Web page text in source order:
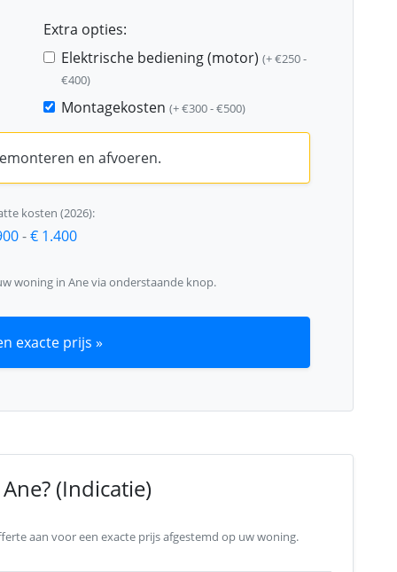
Extra opties:
Elektrische bediening (motor) (+ €250 -
€400)
Montagekosten (+ €300 - €500)
en afvoeren.
kosten (2026):
-€ 1.400
woning in Ane via onderstaande knop.
exacte prijs »
(Indicatie)
aan voor een exacte prijs afgestemd op uw woning.